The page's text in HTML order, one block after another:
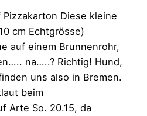
Diese kleine
cm Echtgrösse)
auf einem Brunnenrohr,
na…..? Richtig! Hund,
uns also in Bremen.
beim
Arte So. 20.15, da